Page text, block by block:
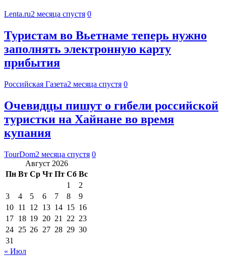
Lenta.ru2 месяца спустя 0
Туристам во Вьетнаме теперь нужно
заполнять электронную карту
прибытия
Российская Газета2 месяца спустя 0
Очевидцы пишут о гибели российской
туристки на Хайнане во время
купания
TourDom2 месяца спустя 0
Август 2026
Пн Вт Ср Чт Пт Сб Вс
1
2
3
4 5 6 7 8
9
10 11 12 13 14 15 16
17 18 19 20 21 22 23
24 25 26 27 28 29 30
31
« Июл